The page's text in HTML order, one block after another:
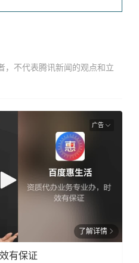
，不代表腾讯新闻的观点和立
广告
了解详情
有保证